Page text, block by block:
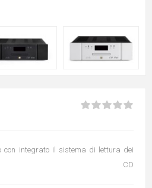
con integrato il sistema di lettura dei
CD.